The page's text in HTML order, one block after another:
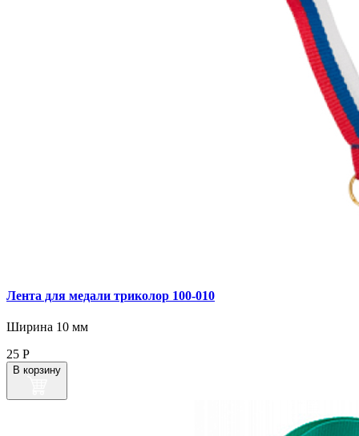
Лента для медали триколор 100‑010
Ширина 10 мм
25 Р
В корзину